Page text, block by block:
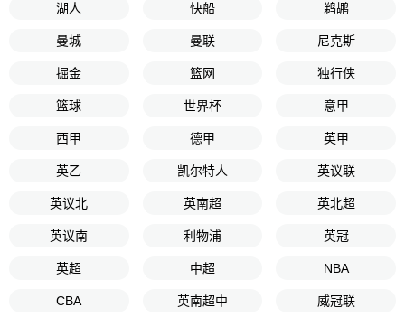
湖人 快船 鹈鹕
曼城 曼联 尼克斯
掘金 篮网 独行侠
篮球 世界杯 意甲
西甲 德甲 英甲
英乙 凯尔特人 英议联
英议北 英南超 英北超
英议南 利物浦 英冠
英超 中超 NBA
CBA 英南超中 威冠联